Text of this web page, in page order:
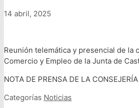
14 abril, 2025
Reunión telemática y presencial de la
Comercio y Empleo de la Junta de
NOTA DE PRENSA DE LA
Categorías Noticias